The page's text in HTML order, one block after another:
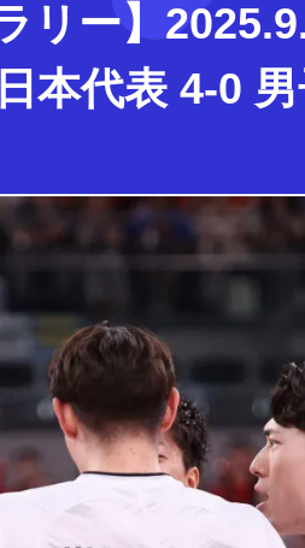
リー】
本代表 4-0